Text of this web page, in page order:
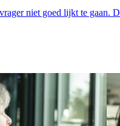
niet goed lijkt te gaan.